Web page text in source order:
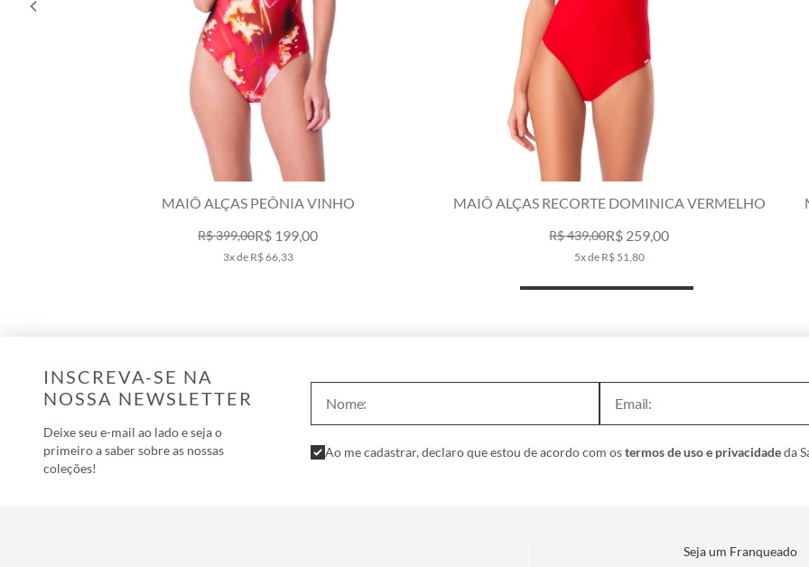
MAIÔ ALÇAS PEÔNIA VINHO
R$ 399,00R$ 199,00
3x de R$ 66,33
MAIÔ ALÇAS RECORTE DOMINICA VERMELHO
R$ 439,00R$ 259,00
5x de R$ 51,80
INSCREVA-SE NA
NOSSA NEWSLETTER
Deixe seu e-mail ao lado e seja o
primeiro a saber sobre as nossas
coleções!
Ao me cadastrar, declaro que estou de acordo com ostermos de uso e privacidadeda
Seja um Franqueado